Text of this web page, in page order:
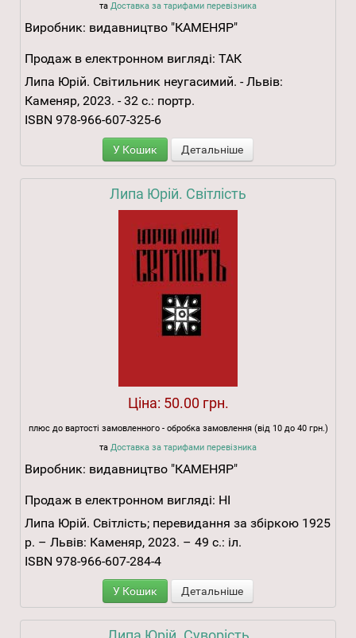
та Доставка за тарифами перевізника
Виробник: видавництво "КАМЕНЯР"
Продаж в електронном вигляді: ТАК
Липа Юрій. Світильник неугасимий. - Львів:
Каменяр, 2023. - 32 с.: портр.
ISBN 978-966-607-325-6
У Кошик Детальніше
Липа Юрій. Світлість
Ціна: 50.00 грн.
плюс до вартості замовленного - обробка замовлення (від 10 до 40 грн.)
та Доставка за тарифами перевізника
Виробник: видавництво "КАМЕНЯР"
Продаж в електронном вигляді: НІ
Липа Юрій. Світлість; перевидання за збіркою 1925
р. – Львів: Каменяр, 2023. – 49 с.: іл.
ISBN 978-966-607-284-4
У Кошик Детальніше